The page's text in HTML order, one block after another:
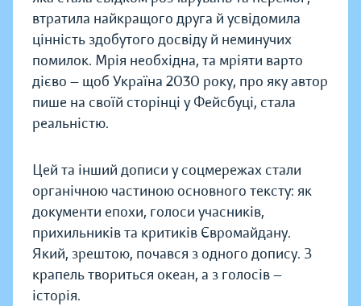
втратила найкращого друга й усвідомила
цінність здобутого досвіду й неминучих
помилок. Мрія необхідна, та мріяти варто
дієво — щоб Україна 2030 року, про яку автор
пише на своїй сторінці у Фейсбуці, стала
реальністю.
Цей та інший дописи у соцмережах стали
органічною частиною основного тексту: як
документи епохи, голоси учасників,
прихильників та критиків Євромайдану.
Який, зрештою, почався з одного допису. З
крапель твориться океан, а з голосів —
історія.